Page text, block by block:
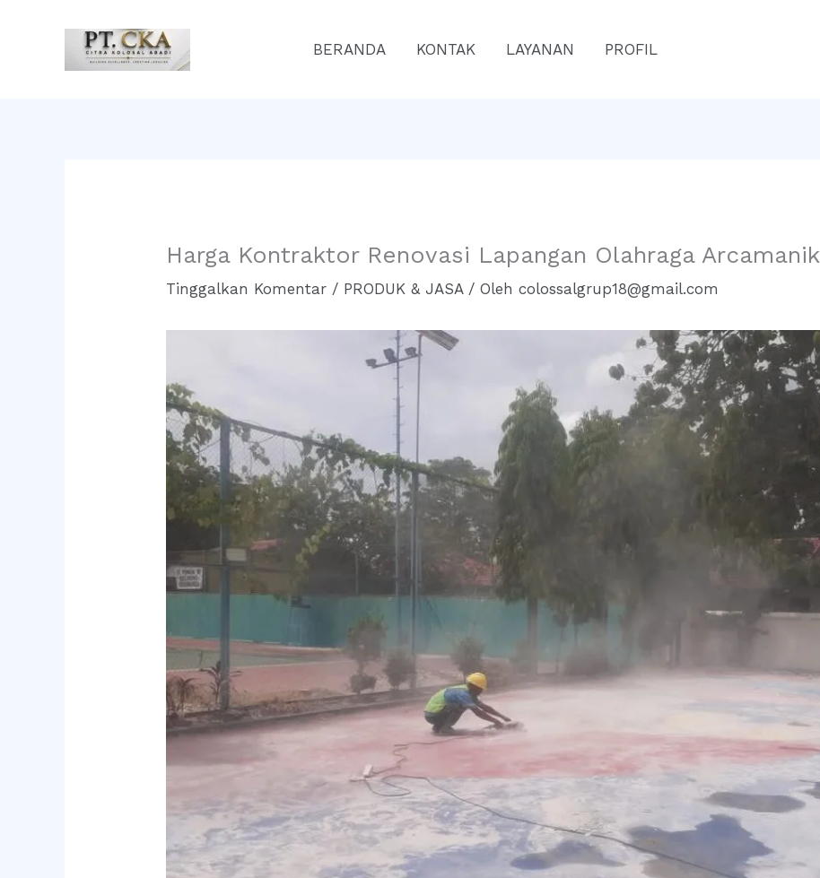
BERANDA KONTAK LAYANAN PROFIL
Harga Kontraktor Renovasi Lapangan Olahraga Arcamanik
Tinggalkan Komentar / PRODUK & JASA/ Olehcolossalgrup18@gmail.com